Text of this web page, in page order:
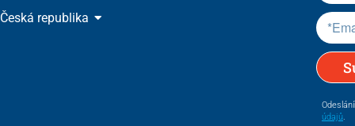
Česká republika
údajů.